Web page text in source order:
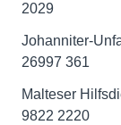
2029
Johanniter-
26997 361
Malteser
9822 2220